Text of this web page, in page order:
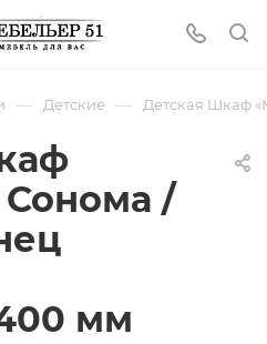
— Детские — Детская Шкаф
Сонома /
мм